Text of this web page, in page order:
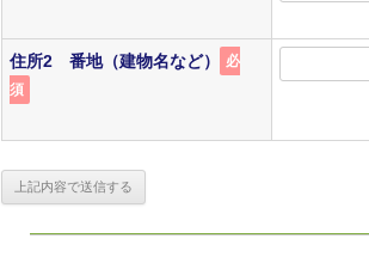
住所2 番地（建物名など）
必
須